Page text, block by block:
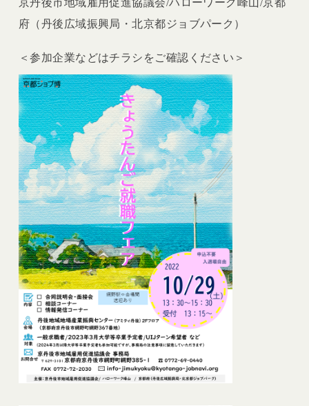
京丹後市地域雇用促進協議会/ハローワーク峰山/京都
府（丹後広域振興局・北京都ジョブパーク）
＜参加企業などはチラシをご確認ください＞